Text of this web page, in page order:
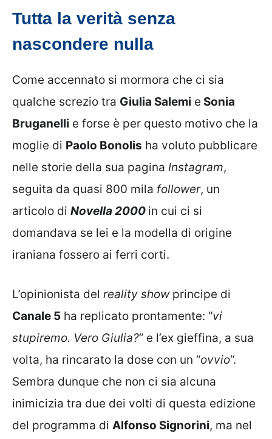
Tutta la verità senza
nascondere nulla
Come accennato si mormora che ci sia
qualche screzio tra Giulia Salemi e Sonia
Bruganelli e forse è per questo motivo che la
moglie di Paolo Bonolis ha voluto pubblicare
nelle storie della sua pagina Instagram,
seguita da quasi 800 mila follower, un
articolo di Novella 2000 in cui ci si
domandava se lei e la modella di origine
iraniana fossero ai ferri corti.
L’opinionista del reality showprincipe di
Canale 5 ha replicato prontamente: “vi
stupiremo. Vero Giulia?” e l’ex gieffina, a sua
volta, ha rincarato la dose con un “ovvio“.
Sembra dunque che non ci sia alcuna
inimicizia tra due dei volti di questa edizione
del programma di Alfonso Signorini, ma nel